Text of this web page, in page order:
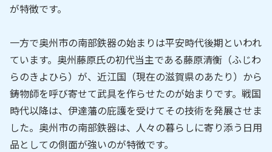
が特徴です。
一方で奥州市の南部鉄器の始まりは平安時代後期といわれ
ています。奥州藤原氏の初代当主である藤原清衡（ふじわ
らのきよひら）が、近江国（現在の滋賀県のあたり）から
鋳物師を呼び寄せて武具を作らせたのが始まりです。戦国
時代以降は、伊達藩の庇護を受けてその技術を発展させま
した。奥州市の南部鉄器は、人々の暮らしに寄り添う日用
品としての側面が強いのが特徴です。